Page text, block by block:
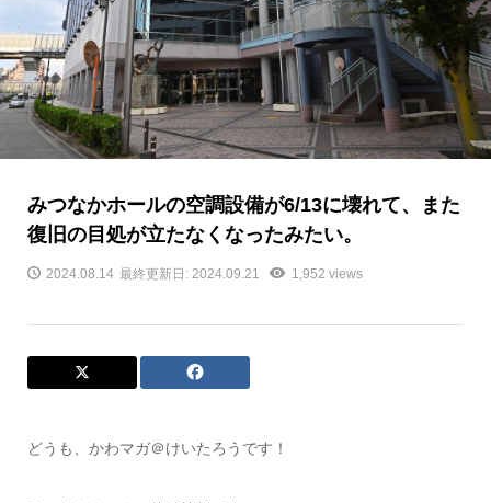
みつなかホールの空調設備が6/13に壊れて、また
復旧の目処が立たなくなったみたい。
2024.08.14 最終更新日: 2024.09.21 1,952 views
どうも、かわマガ＠けいたろうです！